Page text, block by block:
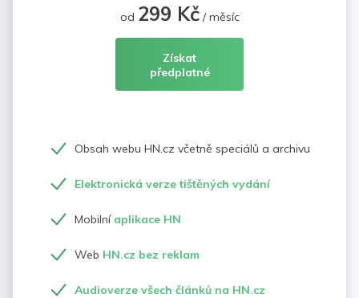
od 299 Kč/ měsíc
Získat
předplatné
Obsah webu HN.cz včetně speciálů a archivu
Elektronická verze tištěných vydání
Mobilní aplikace HN
Web HN.cz bez reklam
Audioverze všech článků na HN.cz